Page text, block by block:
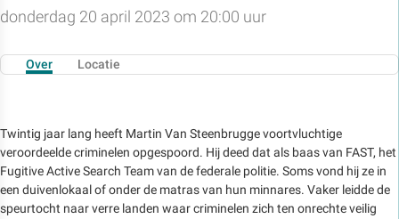
donderdag 20 april 2023 om 20:00 uur
Over Locatie
Twintig jaar lang heeft Martin Van Steenbrugge voortvluchtige
veroordeelde criminelen opgespoord. Hij deed dat als baas van FAST, het
Fugitive Active Search Team van de federale politie. Soms vond hij ze in
een duivenlokaal of onder de matras van hun minnares. Vaker leidde de
speurtocht naar verre landen waar criminelen zich ten onrechte veilig